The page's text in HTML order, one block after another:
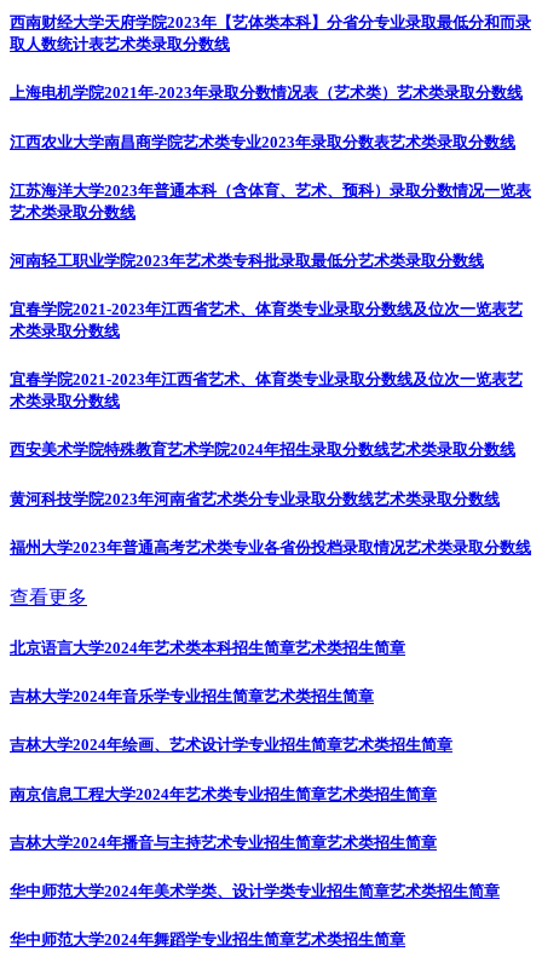
西南财经大学天府学院2023年【艺体类本科】分省分专业录取最低分和而录
取人数统计表艺术类录取分数线
上海电机学院2021年-2023年录取分数情况表（艺术类） 艺术类录取分数线
江西农业大学南昌商学院艺术类专业2023年录取分数表艺术类录取分数线
江苏海洋大学2023年普通本科（含体育、艺术、预科）录取分数情况一览表
艺术类录取分数线
河南轻工职业学院2023年艺术类专科批录取最低分艺术类录取分数线
宜春学院2021-2023年江西省艺术、体育类专业录取分数线及位次一览表艺
术类录取分数线
宜春学院2021-2023年江西省艺术、体育类专业录取分数线及位次一览表艺
术类录取分数线
西安美术学院特殊教育艺术学院2024年招生录取分数线艺术类录取分数线
黄河科技学院2023年河南省艺术类分专业录取分数线艺术类录取分数线
福州大学2023年普通高考艺术类专业各省份投档录取情况艺术类录取分数线
查看更多
北京语言大学2024年艺术类本科招生简章艺术类招生简章
吉林大学2024年音乐学专业招生简章艺术类招生简章
吉林大学2024年绘画、艺术设计学专业招生简章艺术类招生简章
南京信息工程大学2024年艺术类专业招生简章艺术类招生简章
吉林大学2024年播音与主持艺术专业招生简章艺术类招生简章
华中师范大学2024年美术学类、设计学类专业招生简章艺术类招生简章
华中师范大学2024年舞蹈学专业招生简章艺术类招生简章